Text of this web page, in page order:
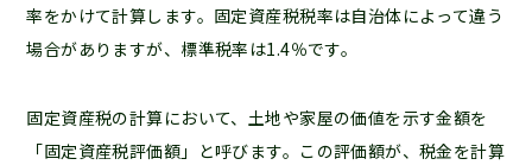
率をかけて計算します。固定資産税税率は自治体によって違う
場合がありますが、標準税率は1.4％です。
固定資産税の計算において、土地や家屋の価値を示す金額を
「固定資産税評価額」と呼びます。この評価額が、税金を計算